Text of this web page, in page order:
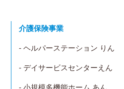
介護保険事業
- ヘルパーステーション りん
- デイサービスセンターえん